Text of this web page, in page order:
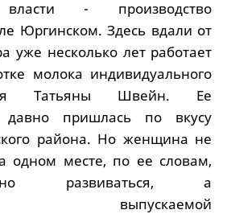
власти - производство
Юргинском. Здесь вдали от
уже несколько лет работает
молока индивидуального
Татьяны Швейн. Ее
давно пришлась по вкусу
района. Но женщина не
одном месте, по ее словам,
развиваться, а
выпускаемой